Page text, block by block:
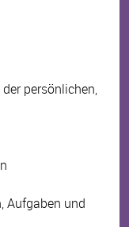
persönlichen,
Aufgaben und